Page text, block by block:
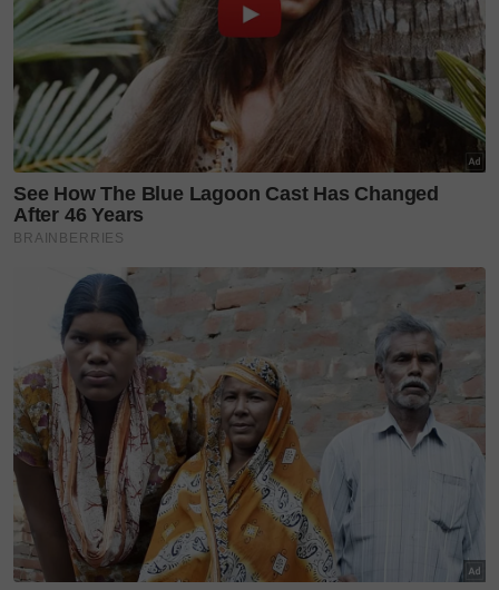
butik itu lahir daripada permintaan komuniti
pelanggan sendiri.
“Sambil kami berkembang di Malaysia, ramai dalam
komuniti kami mahu melihat dan merasai sendiri
fabrik yang kami gunakan, terutamanya kelembutan
kain muslin buluh serta perincian lukisan tangan
pada setiap rekaan,” kongsinya.
Tambahnya lagi, butik tersebut bukan sekadar ruang